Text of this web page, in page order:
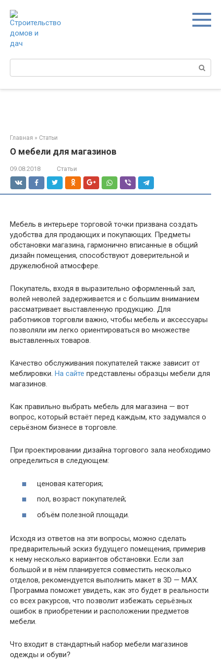
контенту
Главная » Статьи
О мебели для магазинов
09.08.2018 Статьи
Мебель в интерьере торговой точки призвана создать
удобства для продающих и покупающих. Предметы
обстановки магазина, гармонично вписанные в общий
дизайн помещения, способствуют доверительной и
дружелюбной атмосфере.
Покупатель, входя в выразительно оформленный зал,
волей неволей задерживается и с большим вниманием
рассматривает выставленную продукцию. Для
работников торговли важно, чтобы мебель и аксессуары
позволяли им легко ориентироваться во множестве
выставленных товаров.
Качество обслуживания покупателей также зависит от
меблировки. На сайте представлены образцы мебели для
магазинов.
Как правильно выбрать мебель для магазина — вот
вопрос, который встаёт перед каждым, кто задумался о
серьёзном бизнесе в торговле.
При проектировании дизайна торгового зала необходимо
определиться в следующем:
ценовая категория;
пол, возраст покупателей;
объём полезной площади.
Исходя из ответов на эти вопросы, можно сделать
предварительный эскиз будущего помещения, примерив
к нему несколько вариантов обстановки. Если зал
большой и в нём планируется совместить несколько
отделов, рекомендуется выполнить макет в 3D — MAX.
Программа поможет увидеть, как это будет в реальности
со всех ракурсов, что позволит избежать серьёзных
ошибок в приобретении и расположении предметов
мебели.
Что входит в стандартный набор мебели магазинов
одежды и обуви?